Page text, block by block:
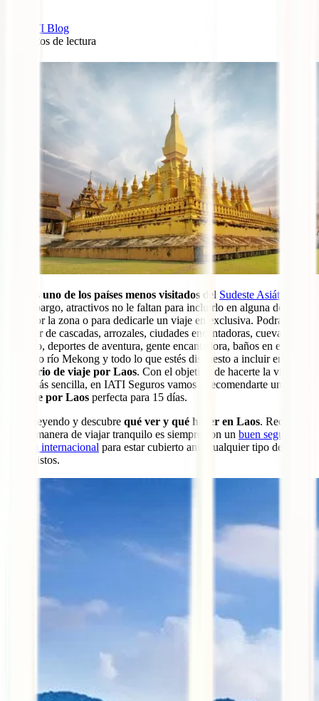
IATI Blog
minutos de lectura
Laos es uno de los países menos visitados del Sudeste Asiático
sin embargo, atractivos no le faltan para incluirlo en alguna de las
rutas por la zona o para dedicarle un viaje en exclusiva. Podrás
disfrutar de cascadas, arrozales, ciudades encantadoras, cuevas, rutas
en moto, deportes de aventura, gente encantadora, baños en el
histórico río Mekong y todo lo que estés dispuesto a incluir en tu
itinerario de viaje por Laos. Con el objetivo de hacerte la vida un
poco más sencilla, en IATI Seguros vamos a recomendarte una
de viaje por Laos perfecta para 15 días.
Sigue leyendo y descubre qué ver y qué hacer en Laos. Recuerda
que la manera de viajar tranquilo es siempre con un buen seguro
médico internacional para estar cubierto ante cualquier tipo de
imprevistos.